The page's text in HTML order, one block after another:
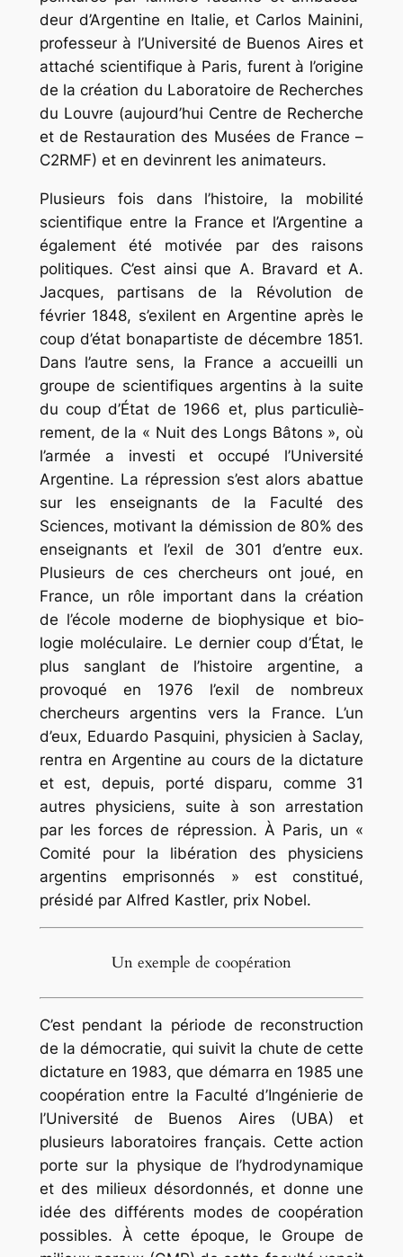
deur d’Argentine en Italie, et Carlos Mainini,
professeur à l’Université de Buenos Aires et
attaché scientifique à Paris, furent à l’origine
de la création du Laboratoire de Recherches
du Louvre (aujourd’hui Centre de Recherche
et de Restauration des Musées de France –
C2RMF) et en devinrent les animateurs.
Plusieurs fois dans l’histoire, la mobilité
scientifique entre la France et l’Argentine a
également été motivée par des raisons
politiques. C’est ainsi que A. Bravard et A.
Jacques, partisans de la Révolution de
février 1848, s’exilent en Argentine après le
coup d’état bonapartiste de décembre 1851.
Dans l’autre sens, la France a accueilli un
groupe de scientifiques argentins à la suite
du coup d’État de 1966 et, plus particuliè­
rement, de la « Nuit des Longs Bâtons », où
l’armée a investi et occupé l’Université
Argentine. La répression s’est alors abattue
sur les enseignants de la Faculté des
Sciences, motivant la démission de 80% des
enseignants et l’exil de 301 d’entre eux.
Plusieurs de ces chercheurs ont joué, en
France, un rôle important dans la création
de l’école moderne de biophysique et bio­
logie moléculaire. Le dernier coup d’État, le
plus sanglant de l’histoire argentine, a
provoqué en 1976 l’exil de nombreux
chercheurs argentins vers la France. L’un
d’eux, Eduardo Pasquini, physicien à Saclay,
rentra en Argentine au cours de la dicta­ture
et est, depuis, porté disparu, comme 31
autres physiciens, suite à son arrestation
par les forces de répression. À Paris, un «
Comité pour la libération des physiciens
argentins emprisonnés » est constitué,
présidé par Alfred Kastler, prix Nobel.
Un exemple de coopération
C’est pendant la période de reconstruction
de la démocratie, qui suivit la chute de cette
dictature en 1983, que démarra en 1985 une
coopération entre la Faculté d’Ingénierie de
l’Université de Buenos Aires (UBA) et
plusieurs laboratoires français. Cette action
porte sur la physique de l’hydrodynamique
et des milieux désordonnés, et donne une
idée des différents modes de coopération
possibles. À cette époque, le Groupe de